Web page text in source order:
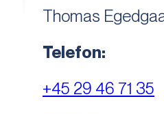
Thomas
Telefon:
+45 29 46 71 35